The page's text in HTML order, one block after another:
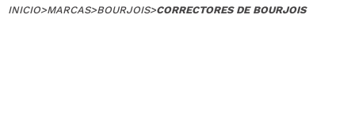
INICIO>MARCAS>BOURJOIS>CORRECTORES DE BOURJOIS